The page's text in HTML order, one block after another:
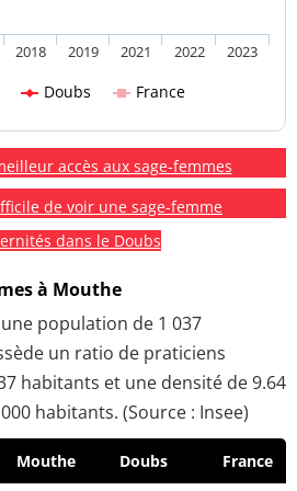
Doubs France
2018 2019 2021 2022 2023
accès aux sage-femmes
de voir une sage-femme
dans le Doubs
à Mouthe
population de 1 037
un ratio de praticiens
habitants et une densité de 9.64
habitants. (Source : Insee)
Mouthe Doubs France